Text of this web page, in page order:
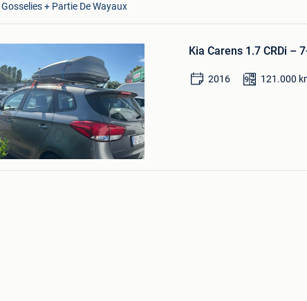
Gosselies + Partie De Wayaux
Favorieten
Kia Carens 1.7 CRDi –
2016 121.000
Yosje van Dam
Antwerpen